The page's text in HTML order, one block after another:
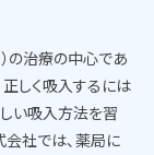
の治療の中心であ
しく吸入するには
い吸入方法を習
会社では、薬局に